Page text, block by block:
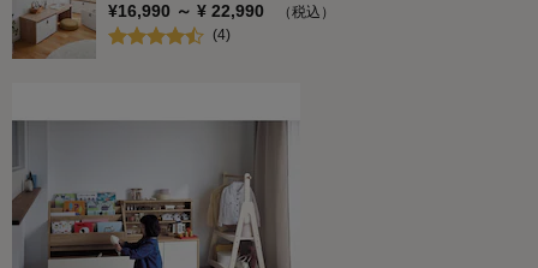
¥16,990 ～ ¥ 22,990
（税込）
(4)